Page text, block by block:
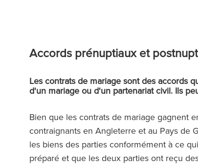
Accords prénuptiaux et
Les contrats de mariage sont des accords
d'un mariage ou d'un partenariat civil. Ils
Bien que les contrats de mariage gagnent
contraignants en Angleterre et au Pays de
les biens des parties conformément à ce
préparé et que les deux parties ont reçu